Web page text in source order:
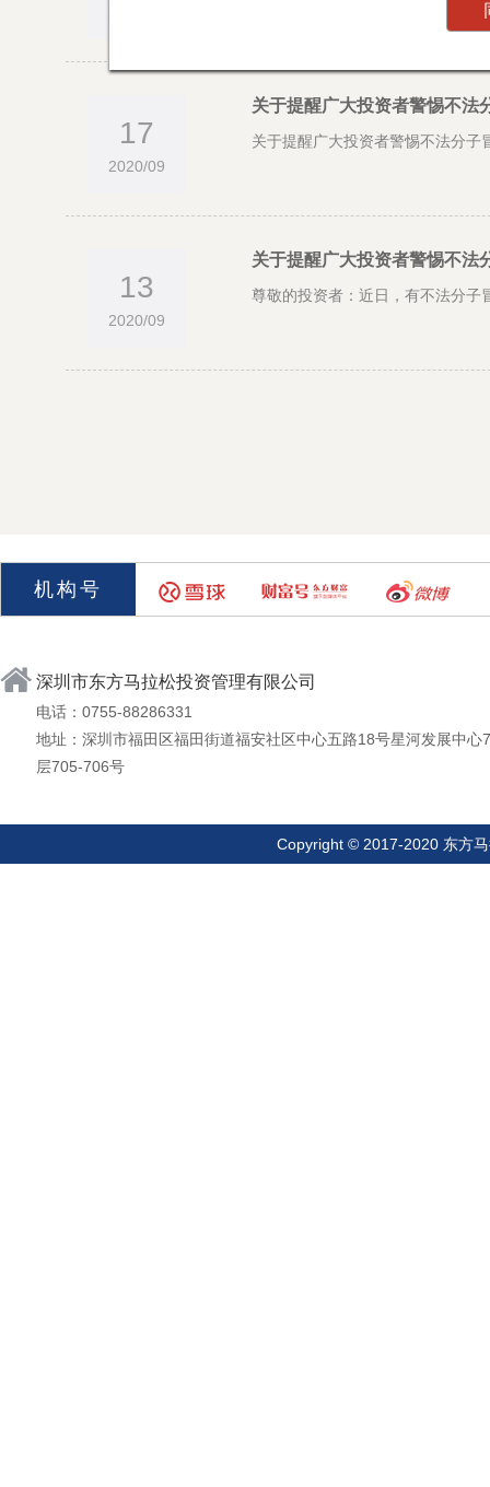
17
2020/09
关于提醒广大投资者警惕不法
关于提醒广大投资者警惕不法分
13
2020/09
关于提醒广大投资者警惕不法
尊敬的投资者：近日，有不法分
机构号
深圳市东方马拉松投资管理有限公司
电话：0755-88286331
地址：深圳市福田区福田街道福安社区中心五路18号星河发展中心7
层705-706号
Copyright © 2017-2020 东方